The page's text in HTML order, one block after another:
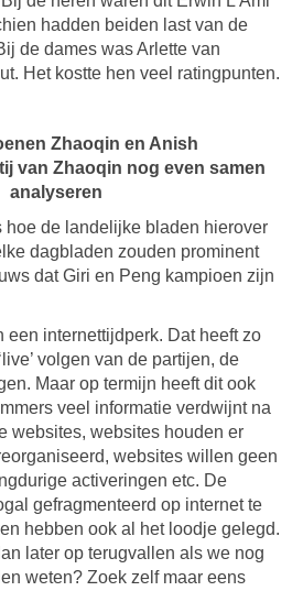
hadden beiden last van de
de dames was Arlette van
Het kostte hen veel ratingpunten.
Zhaoqin en Anish
van Zhaoqin nog even samen
analyseren
hoe de landelijke bladen hierover
dagbladen zouden prominent
dat Giri en Peng kampioen zijn
een internettijdperk. Dat heeft zo
volgen van de partijen, de
Maar op termijn heeft dit ook
veel informatie verdwijnt na
websites, websites houden er
websites willen geen
activeringen etc. De
gefragmenteerd op internet te
hebben ook al het loodje gelegd.
later op terugvallen als we nog
weten? Zoek zelf maar eens